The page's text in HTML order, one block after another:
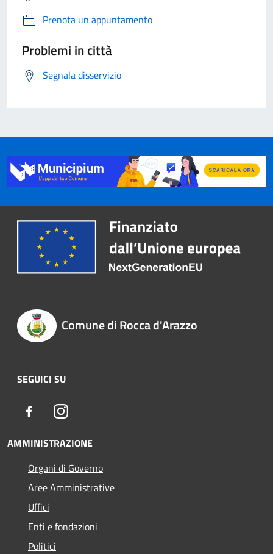
Prenota un appuntamento
Problemi in città
Segnala disservizio
Comune di Rocca d'Arazzo
SEGUICI SU
FacebookInstagram
AMMINISTRAZIONE
Organi di Governo
Aree Amministrative
Uffici
Enti e fondazioni
Politici